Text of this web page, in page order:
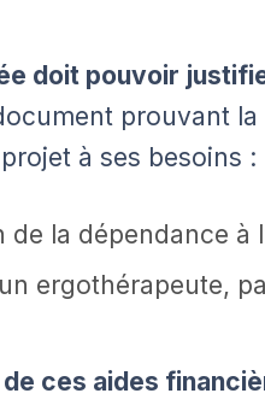
doit pouvoir
prouvant la
à ses besoins :
la dépendance à
ergothérapeute,
ces aides